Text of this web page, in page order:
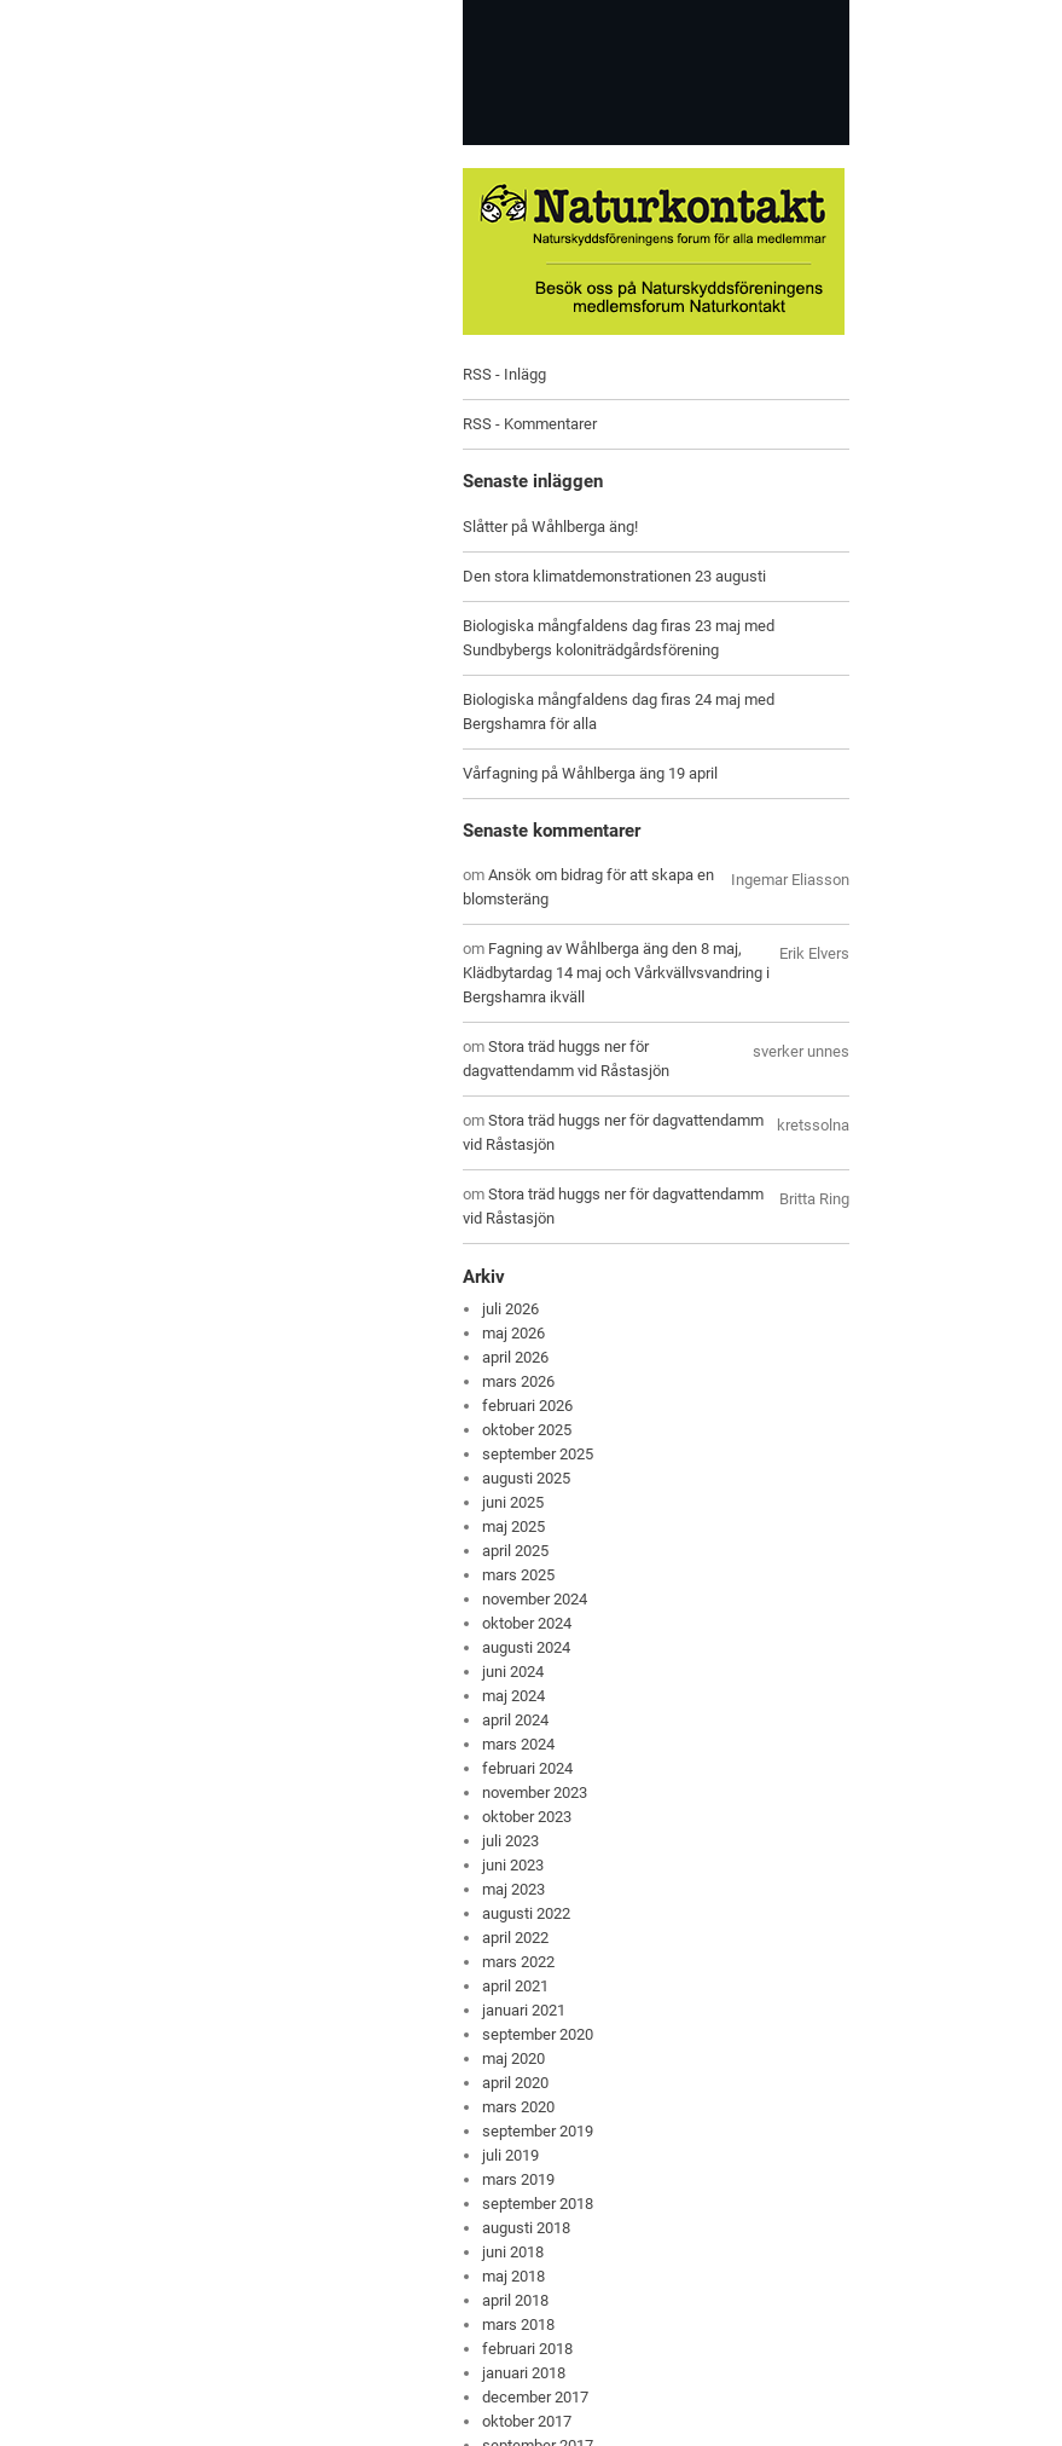
RSS - Inlägg
RSS - Kommentarer
Senaste inläggen
Slåtter på Wåhlberga äng!
Den stora klimatdemonstrationen 23 augusti
Biologiska mångfaldens dag firas 23 maj med
Sundbybergs koloniträdgårdsförening
Biologiska mångfaldens dag firas 24 maj med
Bergshamra för alla
Vårfagning på Wåhlberga äng 19 april
Senaste kommentarer
Ingemar Eliasson
omAnsök om bidrag för att skapa en
blomsteräng
Erik Elvers
om Fagning av Wåhlberga äng den 8 maj,
Klädbytardag 14 maj och Vårkvällvsvandring i
Bergshamra ikväll
sverker unnes
omStora träd huggs ner för
dagvattendamm vid Råstasjön
kretssolna
omStora träd huggs ner för dagvattendamm
vid Råstasjön
Britta Ring
omStora träd huggs ner för dagvattendamm
vid Råstasjön
Arkiv
juli 2026
maj 2026
april 2026
mars 2026
februari 2026
oktober 2025
september 2025
augusti 2025
juni 2025
maj 2025
april 2025
mars 2025
november 2024
oktober 2024
augusti 2024
juni 2024
maj 2024
april 2024
mars 2024
februari 2024
november 2023
oktober 2023
juli 2023
juni 2023
maj 2023
augusti 2022
april 2022
mars 2022
april 2021
januari 2021
september 2020
maj 2020
april 2020
mars 2020
september 2019
juli 2019
mars 2019
september 2018
augusti 2018
juni 2018
maj 2018
april 2018
mars 2018
februari 2018
januari 2018
december 2017
oktober 2017